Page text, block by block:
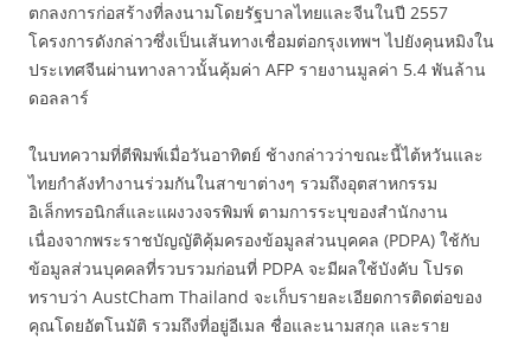
ตกลงการก่อสร้างที่ลงนามโดยรัฐบาลไทยและจีนในปี 2557
โครงการดังกล่าวซึ่งเป็นเส้นทางเชื่อมต่อกรุงเทพฯ ไปยังคุนหมิงใน
ประเทศจีนผ่านทางลาวนั้นคุ้มค่า AFP รายงานมูลค่า 5.4 พันล้าน
ดอลลาร์
ในบทความที่ตีพิมพ์เมื่อวันอาทิตย์ ช้างกล่าวว่าขณะนี้ไต้หวันและ
ไทยกำลังทำงานร่วมกันในสาขาต่างๆ รวมถึงอุตสาหกรรม
อิเล็กทรอนิกส์และแผงวงจรพิมพ์ ตามการระบุของสำนักงาน
เนื่องจากพระราชบัญญัติคุ้มครองข้อมูลส่วนบุคคล (PDPA) ใช้กับ
ข้อมูลส่วนบุคคลที่รวบรวมก่อนที่ PDPA จะมีผลใช้บังคับ โปรด
ทราบว่า AustCham Thailand จะเก็บรายละเอียดการติดต่อของ
คุณโดยอัตโนมัติ รวมถึงที่อยู่อีเมล ชื่อและนามสกุล และราย